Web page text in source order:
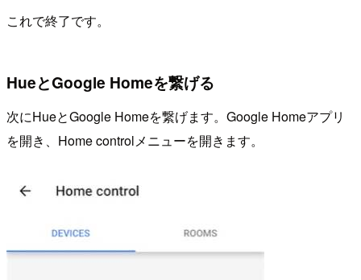
これで終了です。
HueとGoogle Homeを繋げる
次にHueとGoogle Homeを繋げます。Google Homeアプリ
を開き、Home controlメニューを開きます。